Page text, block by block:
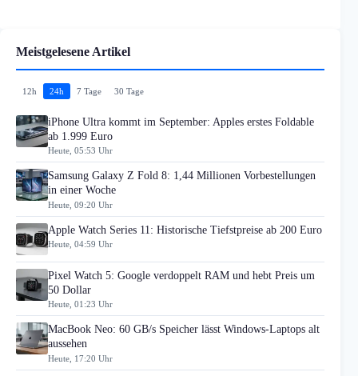
Meistgelesene Artikel
12h 24h 7 Tage 30 Tage
iPhone Ultra kommt im September: Apples erstes Foldable
ab 1.999 Euro
Heute, 05:53 Uhr
Samsung Galaxy Z Fold 8: 1,44 Millionen Vorbestellungen
in einer Woche
Heute, 09:20 Uhr
Apple Watch Series 11: Historische Tiefstpreise ab 200 Euro
Heute, 04:59 Uhr
Pixel Watch 5: Google verdoppelt RAM und hebt Preis um
50 Dollar
Heute, 01:23 Uhr
MacBook Neo: 60 GB/s Speicher lässt Windows-Laptops alt
aussehen
Heute, 17:20 Uhr